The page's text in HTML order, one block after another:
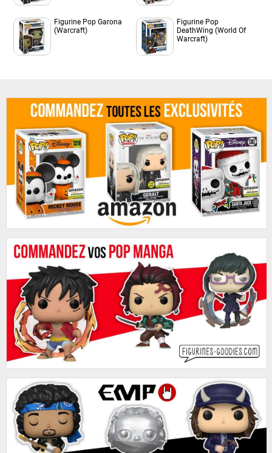
Figurine Pop Garona
(Warcraft)
Figurine Pop
DeathWing (World Of
Warcraft)